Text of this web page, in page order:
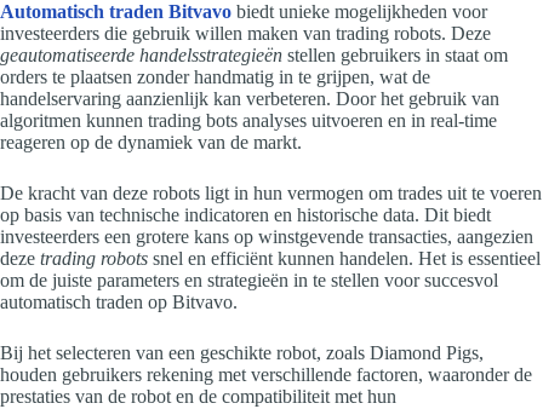
Automatisch traden Bitvavo biedt unieke mogelijkheden voor
investeerders die gebruik willen maken van trading robots. Deze
geautomatiseerde handelsstrategieën stellen gebruikers in staat om
orders te plaatsen zonder handmatig in te grijpen, wat de
handelservaring aanzienlijk kan verbeteren. Door het gebruik van
algoritmen kunnen trading bots analyses uitvoeren en in real-time
reageren op de dynamiek van de markt.
De kracht van deze robots ligt in hun vermogen om trades uit te voeren
op basis van technische indicatoren en historische data. Dit biedt
investeerders een grotere kans op winstgevende transacties, aangezien
deze trading robots snel en efficiënt kunnen handelen. Het is essentieel
om de juiste parameters en strategieën in te stellen voor succesvol
automatisch traden op Bitvavo.
Bij het selecteren van een geschikte robot, zoals Diamond Pigs,
houden gebruikers rekening met verschillende factoren, waaronder de
prestaties van de robot en de compatibiliteit met hun